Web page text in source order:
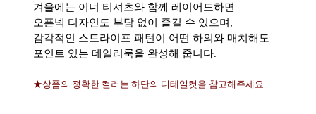
겨울에는 이너 티셔츠와 함께 레이어드하면
오픈넥 디자인도 부담 없이 즐길 수 있으며,
감각적인 스트라이프 패턴이 어떤 하의와 매치해도
포인트 있는 데일리룩을 완성해 줍니다.
★상품의 정확한 컬러는 하단의 디테일컷을 참고해주세요.